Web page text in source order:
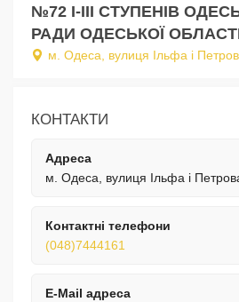
№72 I-III СТУПЕНІВ
РАДИ ОДЕСЬКОЇ
м. Одеса, вулиця Ільфа і
КОНТАКТИ
Адреса
м. Одеса, вулиця Ільфа і
Контактні телефони
(048)7444161
E-Mail адреса